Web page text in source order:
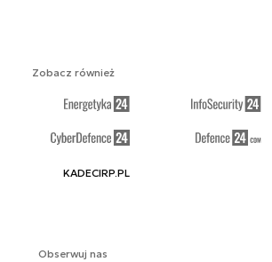
Obserwuj nas
Zobacz również
KADECIRP.PL